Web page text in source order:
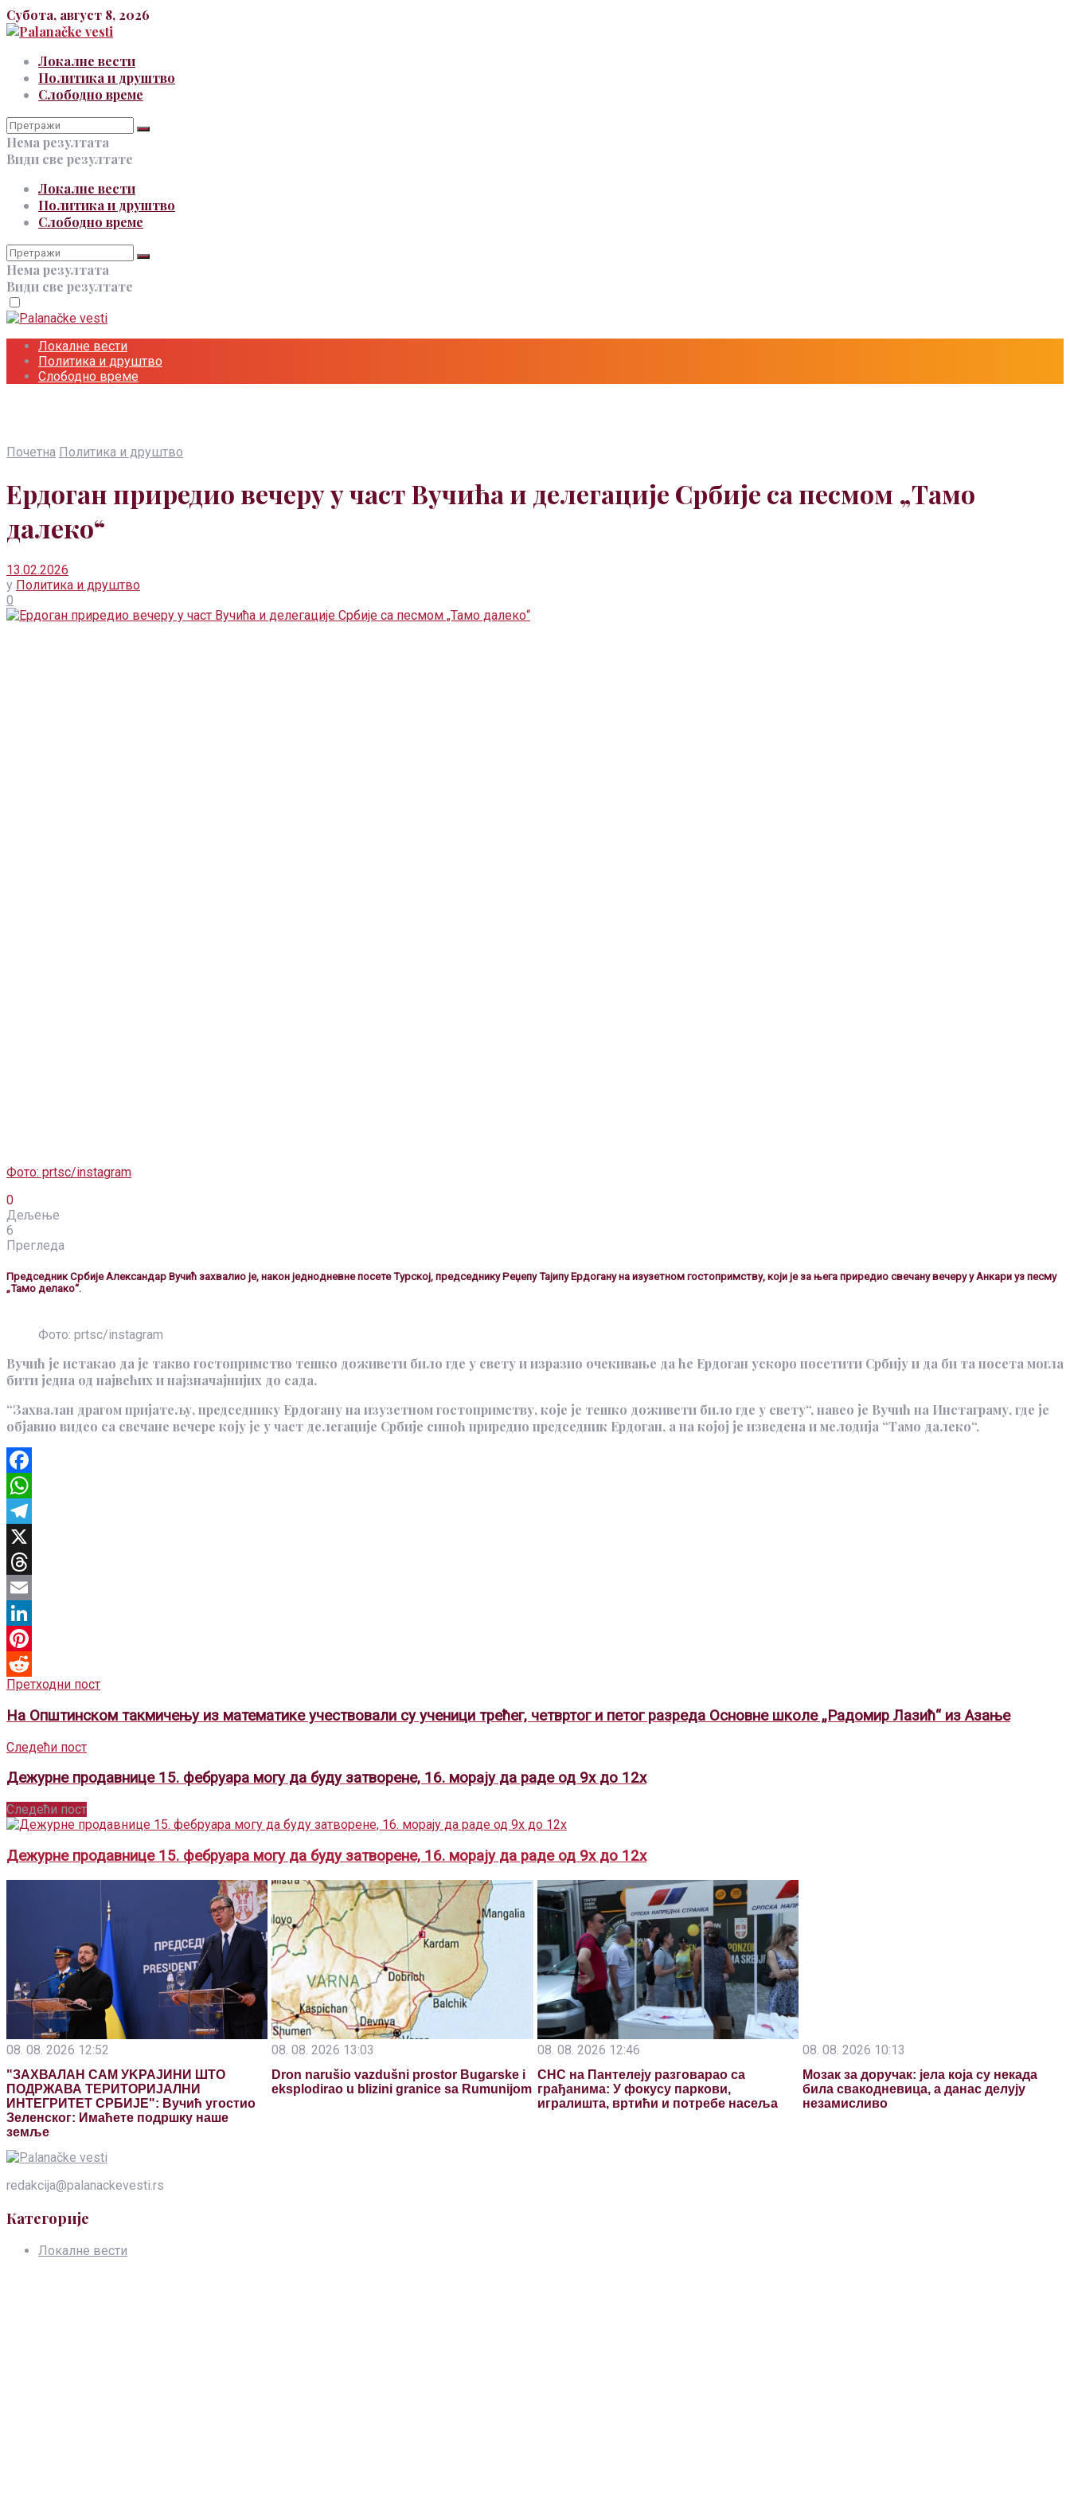
Субота, август 8, 2026
Локалне вести
Политика и друштво
Слободно време
Нема резултата
Види све резултате
Локалне вести
Политика и друштво
Слободно време
Нема резултата
Види све резултате
Локалне вести
Политика и друштво
Слободно време
Почетна Политика и друштво
Ердоган приредио вечеру у част Вучића и делегације Србије са песмом „Тамо
далеко“
13.02.2026
у Политика и друштво
0
Фото: prtsc/instagram
0
Дељење
6
Прегледа
Председник Србије Александар Вучић захвалио је, након једнодневне посете Турској, председнику Реџепу Тајипу Ердогану на изузетном гостопримству, који је за њега приредио свечану вечеру у Анкари уз песму
„Тамо делако“.
Фото: prtsc/instagram
Вучић је истакао да је такво гостопримство тешко доживети било где у свету и изразио очекивање да ће Ердоган ускоро посетити Србију и да би та посета могла
бити једна од највећих и најзначајнијих до сада.
“Захвалан драгом пријатељу, председнику Ердогану на изузетном гостопримству, које је тешко доживети било где у свету“, навео је Вучић на Инстаграму, где је
објавио видео са свечане вечере коју је у част делегације Србије синоћ приредио председник Ердоган, а на којој је изведена и мелодија “Тамо далеко“.
Facebook
WhatsApp
Telegram
X
Threads
Email
LinkedIn
Pinterest
Reddit
Претходни пост
На Општинском такмичењу из математике учествовали су ученици трећег, четвртог и петог разреда Основне школе „Радомир Лазић“ из Азање
Следећи пост
Дежурне продавнице 15. фебруара могу да буду затворене, 16. морају да раде од 9х до 12х
Следећи пост
Дежурне продавнице 15. фебруара могу да буду затворене, 16. морају да раде од 9х до 12х
08. 08. 2026 12:52
"ЗАХВАЛАН САМ УKРАЈИНИ ШТО
ПОДРЖАВА ТЕРИТОРИЈАЛНИ
ИНТЕГРИТЕТ СРБИЈЕ": Вучић угостио
Зеленског: Имаћете подршку наше
земље
08. 08. 2026 13:03
Dron narušio vazdušni prostor Bugarske i
eksplodirao u blizini granice sa Rumunijom
08. 08. 2026 12:46
СНС на Пантелеју разговарао са
грађанима: У фокусу паркови,
игралишта, вртићи и потребе насеља
08. 08. 2026 10:13
Мозак за доручак: јела која су некада
била свакодневица, а данас делују
незамисливо
redakcija@palanackevesti.rs
Категорије
Локалне вести